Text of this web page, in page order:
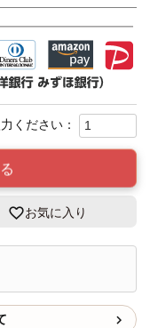
お気に入り